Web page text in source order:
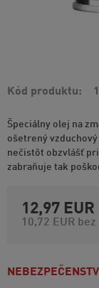
Kód produktu
Špeciálny olej na
ošetrený
nečistôt obzvlášť
zabraňuje tak
12,97 EUR
10,72 EUR bez